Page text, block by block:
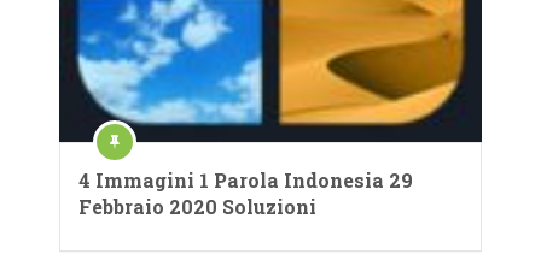
4 Immagini 1 Parola Indonesia 29
Febbraio 2020 Soluzioni